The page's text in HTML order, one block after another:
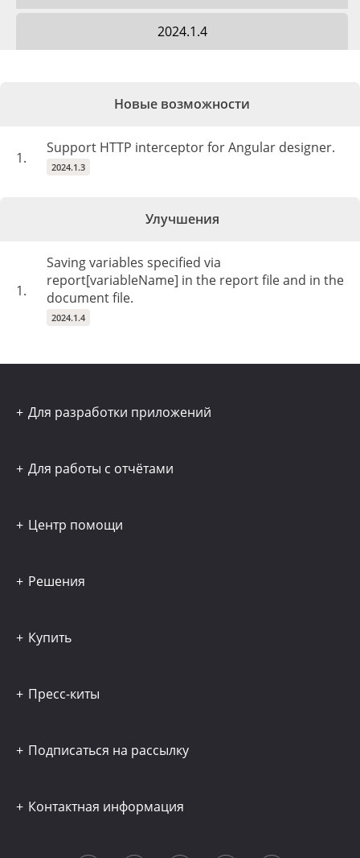
2024.1.4
Новые возможности
1.
Support HTTP interceptor for Angular designer.
2024.1.3
Улучшения
1.
Saving variables specified via
report[variableName] in the report file and in the
document file.
2024.1.4
Для разработки приложений
Для работы с отчётами
Центр помощи
Решения
Купить
Пресс-киты
Подписаться на рассылку
Контактная информация